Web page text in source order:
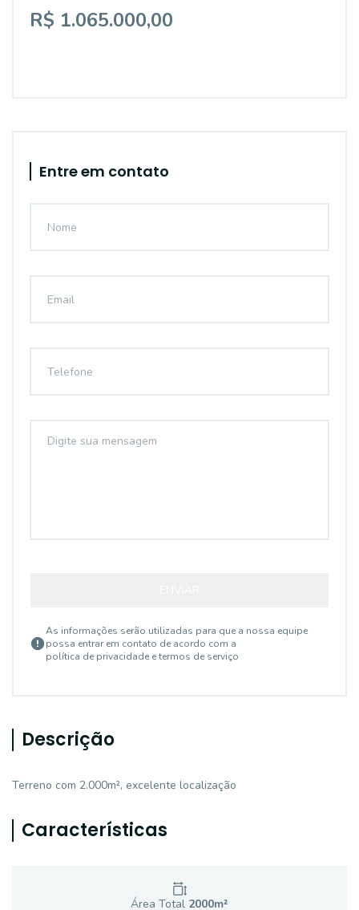
R$ 1.065.000,00
Entre em contato
As informações serão utilizadas para que a nossa equipe
possa entrar em contato de acordo com a
política de privacidade e termos de serviço
Descrição
Terreno com 2.000m², excelente localização
Características
Área Total 2000m²